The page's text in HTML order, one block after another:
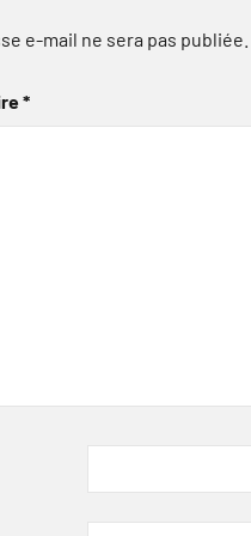
e-mail ne sera pas publiée.
*